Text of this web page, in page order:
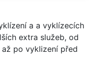
a a vyklízecích
extra služeb, od
po vyklizení před